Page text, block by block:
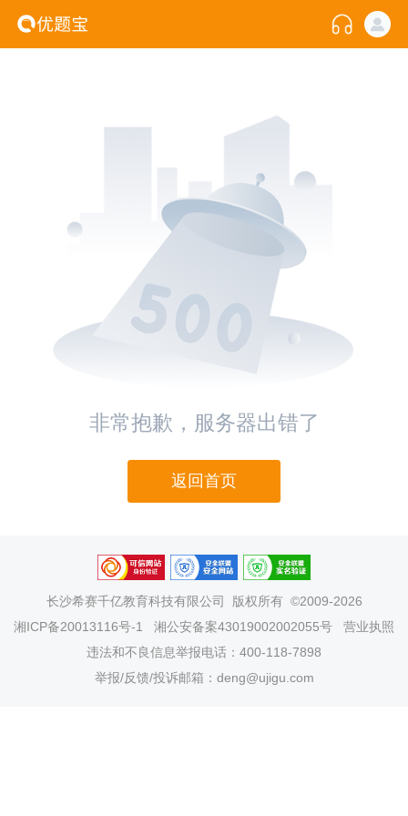
非常抱歉，服务器出错了
返回首页
长沙希赛千亿教育科技有限公司
版权所有 ©2009-2026
湘ICP备20013116号-1
湘公安备案43019002002055号
营业执照
违法和不良信息举报电话：400-118-7898
举报/反馈/投诉邮箱：deng@ujigu.com